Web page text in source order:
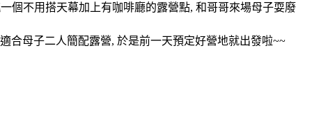
個不用搭天幕加上有咖啡廳的露營點, 和哥哥來場母子耍廢
合母子二人簡配露營, 於是前一天預定好營地就出發啦~~